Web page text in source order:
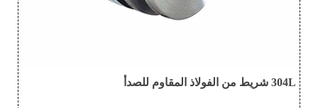
304L شريط من الفولاذ المقاوم للصدأ